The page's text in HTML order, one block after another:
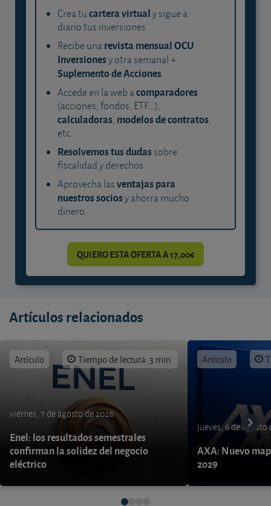
Crea tucartera virtualy sigue a
diario tus inversiones.
Recibe unarevista mensual OCU
Inversionesy otra semanal +
Suplemento de Acciones.
Accede en la web acomparadores
(acciones, fondos, ETF...),
calculadoras, modelos de contratos,
etc.
Resolvemos tus dudassobre
fiscalidad y derechos.
Aprovecha lasventajas para
nuestros sociosy ahorra mucho
dinero.
QUIERO ESTA OFERTA A 17,00€
Artículos relacionados
Artículo Tiempo de lectura: 3 min.
viernes, 7 de agosto de 2026
Enel: los resultados semestrales
confirman la solidez del negocio
eléctrico
Artículo
jueves, 6 de agosto
AXA: Nuevo
2029